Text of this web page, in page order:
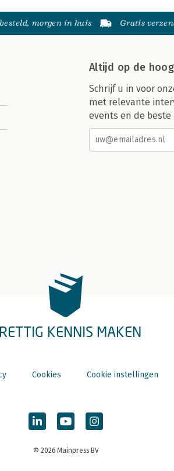
morgen in huis Gratis
Altijd op de
Schrijf u in voor
met relevante
events en de beste
KENNIS MAKEN
Cookies Cookie instellingen
© 2026 Mainpress BV